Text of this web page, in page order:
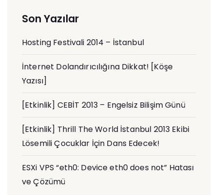
Son Yazılar
Hosting Festivali 2014 – İstanbul
İnternet Dolandırıcılığına Dikkat! [Köşe
Yazısı]
[Etkinlik] CEBİT 2013 – Engelsiz Bilişim Günü
[Etkinlik] Thrill The World İstanbul 2013 Ekibi
Lösemili Çocuklar İçin Dans Edecek!
ESXi VPS “eth0: Device eth0 does not” Hatası
ve Çözümü